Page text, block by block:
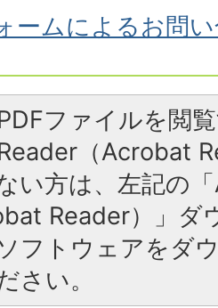
ームによるお問
ファイルを閲
（Acrobat
い方は、左記の
Reader）」ダ
フトウェアをダ
さい。